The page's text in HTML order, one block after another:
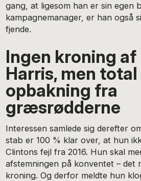
gang, at ligesom han er sin egen
kampagnemanager, er han også
fjende.
Ingen kroning af
Harris, men total
opbakning fra
græsrødderne
Interessen samlede sig derefter
stab er 100 % klar over, at hun
Clintons fejl fra 2016. Hun skal
afstemningen på konventet – det
kroning. Og derfor meldte hun